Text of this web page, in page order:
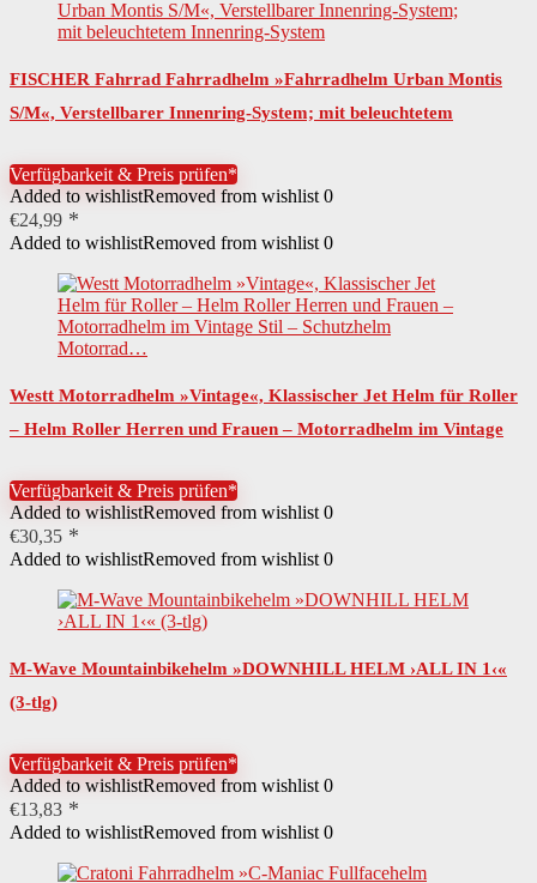
FISCHER Fahrrad Fahrradhelm »Fahrradhelm Urban Montis
S/M«, Verstellbarer Innenring-System; mit beleuchtetem
Verfügbarkeit & Preis prüfen*
Added to wishlistRemoved from wishlist 0
€24,99
Added to wishlistRemoved from wishlist 0
Westt Motorradhelm »Vintage«, Klassischer Jet Helm für Roller
– Helm Roller Herren und Frauen – Motorradhelm im Vintage
Verfügbarkeit & Preis prüfen*
Added to wishlistRemoved from wishlist 0
€30,35
Added to wishlistRemoved from wishlist 0
M-Wave Mountainbikehelm »DOWNHILL HELM ›ALL IN 1‹«
(3-tlg)
Verfügbarkeit & Preis prüfen*
Added to wishlistRemoved from wishlist 0
€13,83
Added to wishlistRemoved from wishlist 0